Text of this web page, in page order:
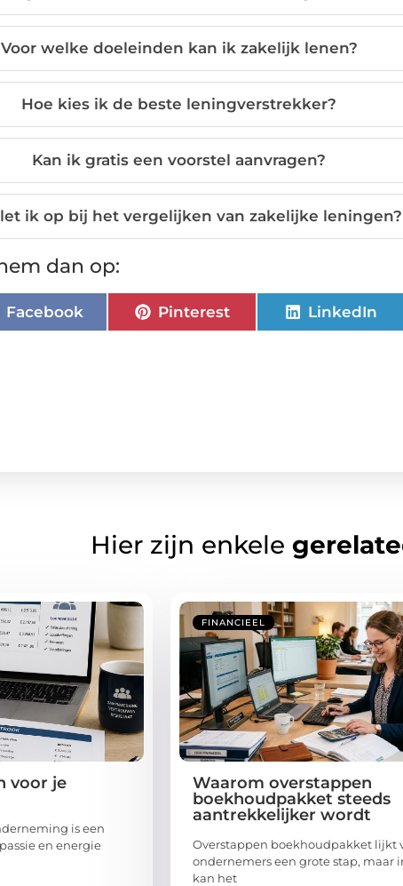
Voor welke doeleinden kan ik zakelijk lenen?
Hoe kies ik de beste leningverstrekker?
Kan ik gratis een voorstel aanvragen?
ik op bij het vergelijken van zakelijke leningen?
dan op:
Facebook Pinterest LinkedIn
Hier zijn enkele
voor je
is een
en energie
FINANCIEEL
Waarom overstappen
boekhoudpakket steeds
aantrekkelijker wordt
Overstappen boekhoudpakket lijkt
ondernemers een grote stap, maar
kan het